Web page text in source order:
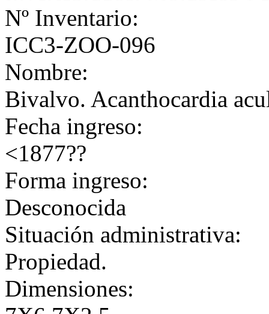
Nº Inventario:
ICC3-ZOO-096
Nombre:
Bivalvo. Acanthocardia
Fecha ingreso:
<1877??
Forma ingreso:
Desconocida
Situación administrativa:
Propiedad.
Dimensiones: